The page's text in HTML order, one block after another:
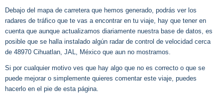
Debajo del mapa de carretera que hemos generado, podrás ver los
radares de tráfico que te vas a encontrar en tu viaje, hay que tener en
cuenta que aunque actualizamos diariamente nuestra base de datos, es
posible que se halla instalado algún radar de control de velocidad cerca
de 48970 Cihuatlan, JAL, México que aun no mostramos.
Si por cualquier motivo ves que hay algo que no es correcto o que se
puede mejorar o simplemente quieres comentar este viaje, puedes
hacerlo en el pie de esta página.